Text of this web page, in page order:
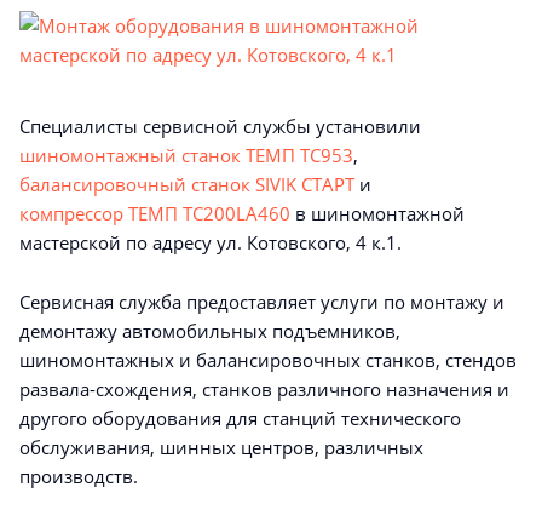
Специалисты сервисной службы установили
шиномонтажный станок ТЕМП TC953,
балансировочный станок SIVIK СТАРТи
компрессор ТЕМП TC200LA460 в шиномонтажной
мастерской по адресу ул. Котовского, 4 к.1.
Сервисная служба предоставляет услуги по монтажу и
демонтажу автомобильных подъемников,
шиномонтажных и балансировочных станков, стендов
развала-схождения, станков различного назначения и
другого оборудования для станций технического
обслуживания, шинных центров, различных
производств.